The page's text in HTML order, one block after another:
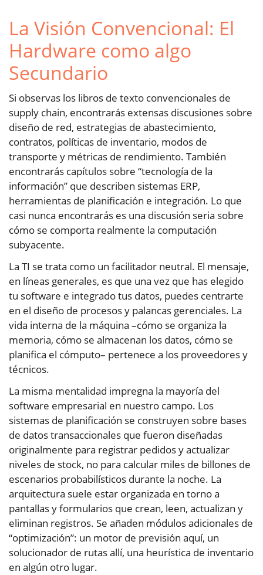
La Visión Convencional: El
Hardware como algo
Secundario
Si observas los libros de texto convencionales de
supply chain, encontrarás extensas discusiones sobre
diseño de red, estrategias de abastecimiento,
contratos, políticas de inventario, modos de
transporte y métricas de rendimiento. También
encontrarás capítulos sobre “tecnología de la
información” que describen sistemas ERP,
herramientas de planificación e integración. Lo que
casi nunca encontrarás es una discusión seria sobre
cómo se comporta realmente la computación
subyacente.
La TI se trata como un facilitador neutral. El mensaje,
en líneas generales, es que una vez que has elegido
tu software e integrado tus datos, puedes centrarte
en el diseño de procesos y palancas gerenciales. La
vida interna de la máquina –cómo se organiza la
memoria, cómo se almacenan los datos, cómo se
planifica el cómputo– pertenece a los proveedores y
técnicos.
La misma mentalidad impregna la mayoría del
software empresarial en nuestro campo. Los
sistemas de planificación se construyen sobre bases
de datos transaccionales que fueron diseñadas
originalmente para registrar pedidos y actualizar
niveles de stock, no para calcular miles de billones de
escenarios probabilísticos durante la noche. La
arquitectura suele estar organizada en torno a
pantallas y formularios que crean, leen, actualizan y
eliminan registros. Se añaden módulos adicionales de
“optimización”: un motor de previsión aquí, un
solucionador de rutas allí, una heurística de inventario
en algún otro lugar.